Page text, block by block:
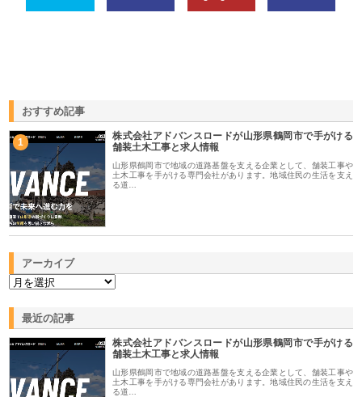
おすすめ記事
1
株式会社アドバンスロードが山形県鶴岡市で手がける
舗装土木工事と求人情報
山形県鶴岡市で地域の道路基盤を支える企業として、舗装工事や
土木工事を手がける専門会社があります。地域住民の生活を支え
る道…
アーカイブ
最近の記事
株式会社アドバンスロードが山形県鶴岡市で手がける
舗装土木工事と求人情報
山形県鶴岡市で地域の道路基盤を支える企業として、舗装工事や
土木工事を手がける専門会社があります。地域住民の生活を支え
る道…